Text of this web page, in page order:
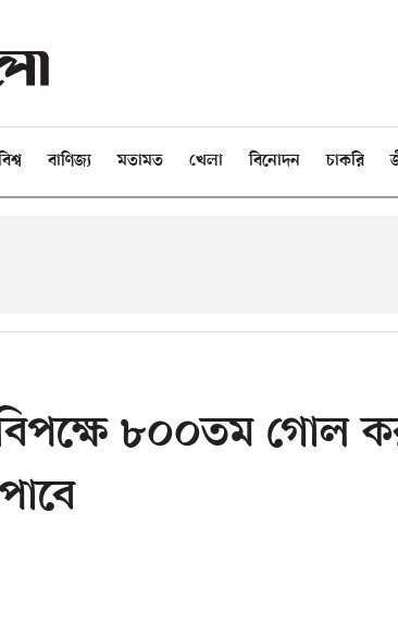
বাণিজ্য মতামত খেলা বিনোদন চাকরি
বিপক্ষে ৮০০তম গোল